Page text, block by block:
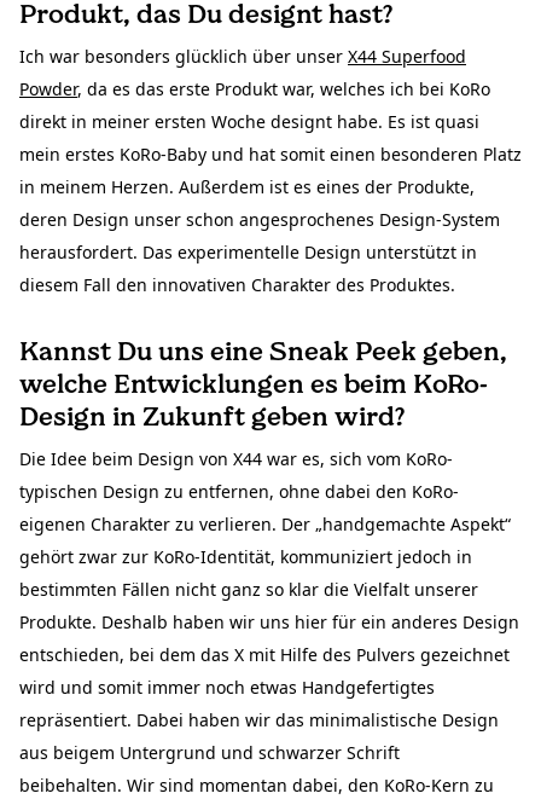
Produkt, das Du designt hast?
Ich war besonders glücklich über unser X44 Superfood
Powder, da es das erste Produkt war, welches ich bei KoRo
direkt in meiner ersten Woche designt habe. Es ist quasi
mein erstes KoRo-Baby und hat somit einen besonderen Platz
in meinem Herzen. Außerdem ist es eines der Produkte,
deren Design unser schon angesprochenes Design-System
herausfordert. Das experimentelle Design unterstützt in
diesem Fall den innovativen Charakter des Produktes.
Kannst Du uns eine Sneak Peek geben,
welche Entwicklungen es beim KoRo-
Design in Zukunft geben wird?
Die Idee beim Design von X44 war es, sich vom KoRo-
typischen Design zu entfernen, ohne dabei den KoRo-
eigenen Charakter zu verlieren. Der „handgemachte Aspekt“
gehört zwar zur KoRo-Identität, kommuniziert jedoch in
bestimmten Fällen nicht ganz so klar die Vielfalt unserer
Produkte. Deshalb haben wir uns hier für ein anderes Design
entschieden, bei dem das X mit Hilfe des Pulvers gezeichnet
wird und somit immer noch etwas Handgefertigtes
repräsentiert. Dabei haben wir das minimalistische Design
aus beigem Untergrund und schwarzer Schrift
beibehalten. Wir sind momentan dabei, den KoRo-Kern zu